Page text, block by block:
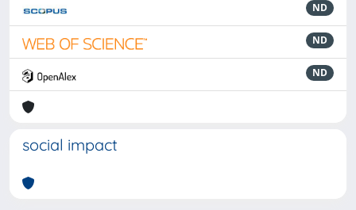
ND
ND
ND
social impact